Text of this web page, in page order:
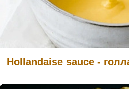
Hollandaise sauce -